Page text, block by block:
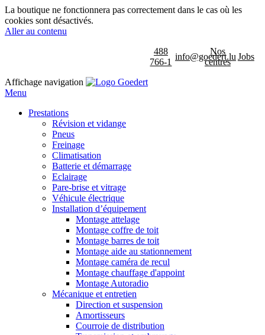
La boutique ne fonctionnera pas correctement dans le cas où les
cookies sont désactivés.
Aller au contenu
488
766-1
info@goedert.lu
Nos
centres
Jobs
Affichage navigation
Menu
Prestations
Révision et vidange
Pneus
Freinage
Climatisation
Batterie et démarrage
Eclairage
Pare-brise et vitrage
Véhicule électrique
Installation d’équipement
Montage attelage
Montage coffre de toit
Montage barres de toit
Montage aide au stationnement
Montage caméra de recul
Montage chauffage d'appoint
Montage Autoradio
Mécanique et entretien
Direction et suspension
Amortisseurs
Courroie de distribution